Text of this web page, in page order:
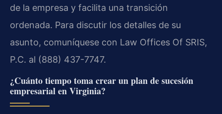
de la empresa y facilita una transición
ordenada. Para discutir los detalles de su
asunto, comuníquese con Law Offices Of SRIS,
P.C. al (888) 437-7747.
¿Cuánto tiempo toma crear un plan de sucesión
empresarial en Virginia?